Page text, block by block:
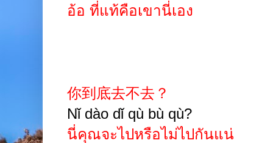
อ้อ ที่แท้คือเขานี่เอง
你到底去不去？
Nǐ dào dǐ qù bù qù?
นี่คุณจะไปหรือไม่ไปกันแน่